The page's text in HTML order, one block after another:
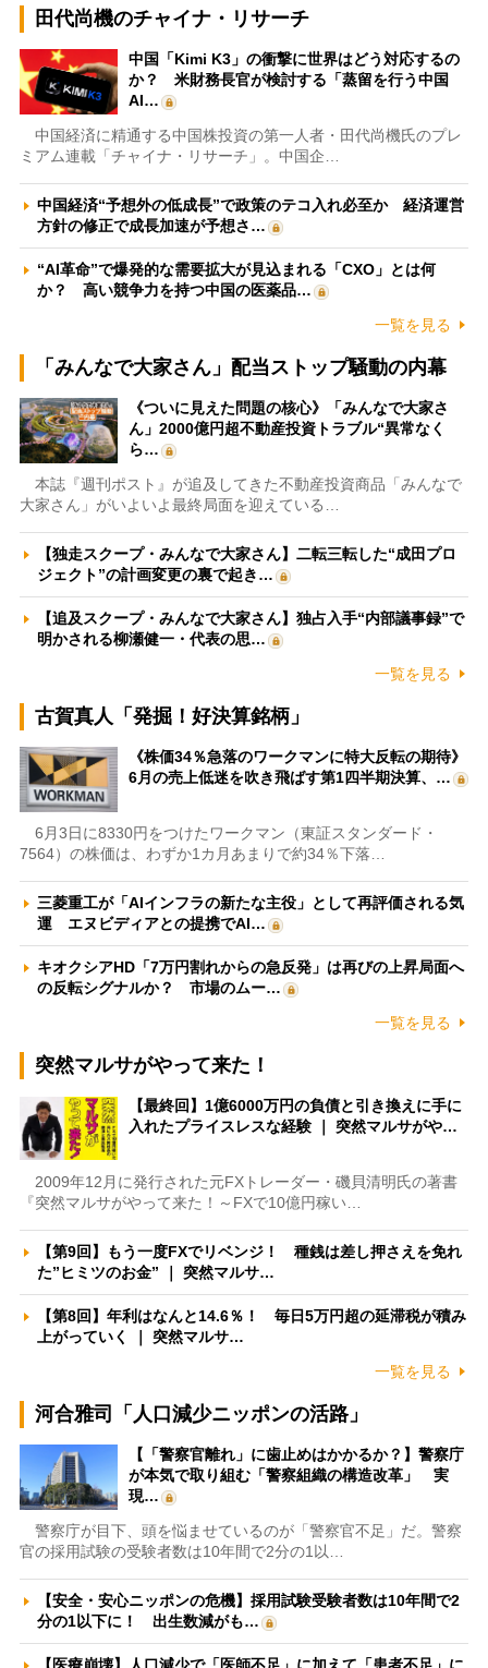
田代尚機のチャイナ・リサーチ
中国「Kimi K3」の衝撃に世界はどう対応するの
か？ 米財務長官が検討する「蒸留を行う中国
AI…
中国経済に精通する中国株投資の第一人者・田代尚機氏のプレ
ミアム連載「チャイナ・リサーチ」。中国企…
中国経済“予想外の低成長”で政策のテコ入れ必至か 経済運営
方針の修正で成長加速が予想さ…
“AI革命”で爆発的な需要拡大が見込まれる「CXO」とは何
か？ 高い競争力を持つ中国の医薬品…
一覧を見る
「みんなで大家さん」配当ストップ騒動の内幕
《ついに見えた問題の核心》「みんなで大家さ
ん」2000億円超不動産投資トラブル“異常なく
ら…
本誌『週刊ポスト』が追及してきた不動産投資商品「みんなで
大家さん」がいよいよ最終局面を迎えている…
【独走スクープ・みんなで大家さん】二転三転した“成田プロ
ジェクト”の計画変更の裏で起き…
【追及スクープ・みんなで大家さん】独占入手“内部議事録”で
明かされる柳瀬健一・代表の思…
一覧を見る
古賀真人「発掘！好決算銘柄」
《株価34％急落のワークマンに特大反転の期待》
6月の売上低迷を吹き飛ばす第1四半期決算、…
6月3日に8330円をつけたワークマン（東証スタンダード・
7564）の株価は、わずか1カ月あまりで約34％下落…
三菱重工が「AIインフラの新たな主役」として再評価される気
運 エヌビディアとの提携でAI…
キオクシアHD「7万円割れからの急反発」は再びの上昇局面へ
の反転シグナルか？ 市場のムー…
一覧を見る
突然マルサがやって来た！
【最終回】1億6000万円の負債と引き換えに手に
入れたプライスレスな経験 ｜ 突然マルサがや…
2009年12月に発行された元FXトレーダー・磯貝清明氏の著書
『突然マルサがやって来た！～FXで10億円稼い…
【第9回】もう一度FXでリベンジ！ 種銭は差し押さえを免れ
た”ヒミツのお金” ｜ 突然マルサ…
【第8回】年利はなんと14.6％！ 毎日5万円超の延滞税が積み
上がっていく ｜ 突然マルサ…
一覧を見る
河合雅司「人口減少ニッポンの活路」
【「警察官離れ」に歯止めはかかるか？】警察庁
が本気で取り組む「警察組織の構造改革」 実
現…
警察庁が目下、頭を悩ませているのが「警察官不足」だ。警察
官の採用試験の受験者数は10年間で2分の1以…
【安全・安心ニッポンの危機】採用試験受験者数は10年間で2
分の1以下に！ 出生数減がも…